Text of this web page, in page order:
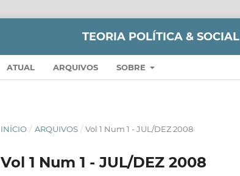
TEORIA POLÍTICA & SOCIAL
ATUAL ARQUIVOS SOBRE
INÍCIO / ARQUIVOS / Vol 1 Num 1 - JUL/DEZ 2008
Vol 1 Num 1 - JUL/DEZ 2008